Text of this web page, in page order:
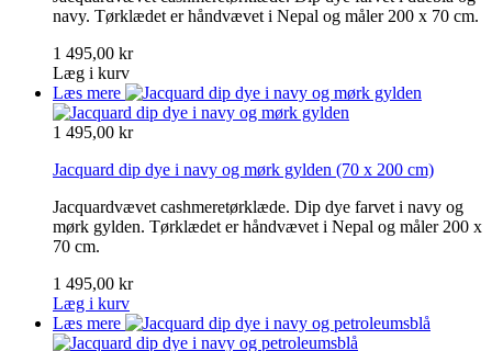
navy. Tørklædet er håndvævet i Nepal og måler 200 x 70 cm.
1 495,00 kr
Læg i kurv
Læs mere
1 495,00 kr
Jacquard dip dye i navy og mørk gylden (70 x 200 cm)
Jacquardvævet cashmeretørklæde. Dip dye farvet i navy og
mørk gylden. Tørklædet er håndvævet i Nepal og måler 200 x
70 cm.
1 495,00 kr
Læg i kurv
Læs mere